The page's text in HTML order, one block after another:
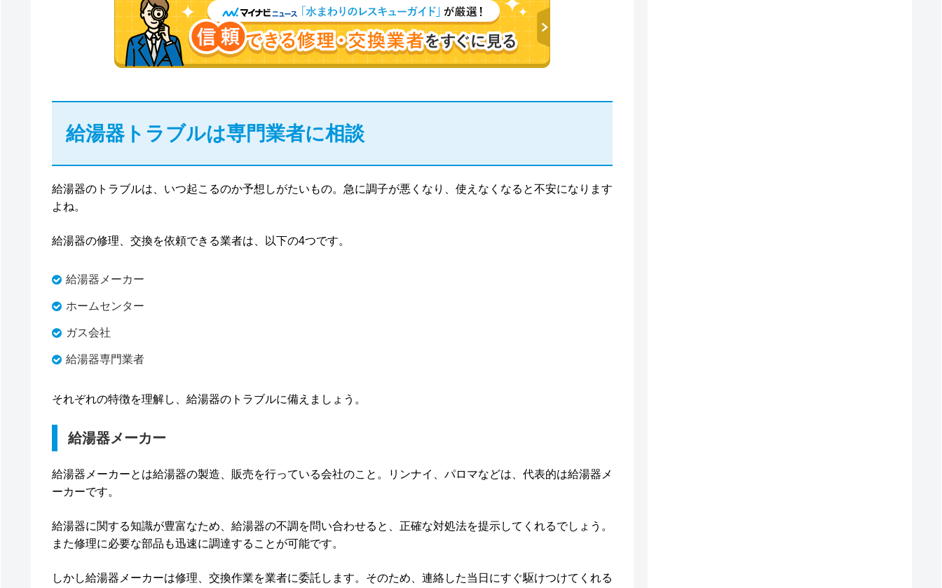
給湯器トラブルは専門業者に相談
給湯器のトラブルは、いつ起こるのか予想しがたいもの。急に調子が悪くなり、使えなくなると不安になります
よね。
給湯器の修理、交換を依頼できる業者は、以下の4つです。
給湯器メーカー
ホームセンター
ガス会社
給湯器専門業者
それぞれの特徴を理解し、給湯器のトラブルに備えましょう。
給湯器メーカー
給湯器メーカーとは給湯器の製造、販売を行っている会社のこと。リンナイ、パロマなどは、代表的は給湯器メ
ーカーです。
給湯器に関する知識が豊富なため、給湯器の不調を問い合わせると、正確な対処法を提示してくれるでしょう。
また修理に必要な部品も迅速に調達することが可能です。
しかし給湯器メーカーは修理、交換作業を業者に委託します。そのため、連絡した当日にすぐ駆けつけてくれる